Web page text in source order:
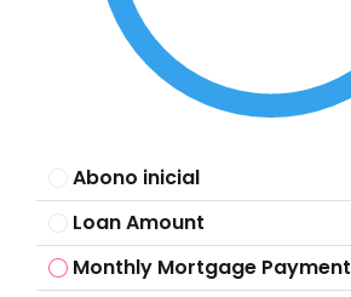
Abono inicial
Loan Amount
Monthly Mortgage Payment